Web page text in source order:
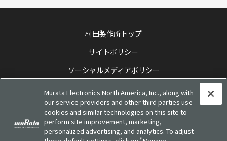
村田製作所トップ
サイトポリシー
ソーシャルメディアポリシー
個人情報保護方針
お客様の個人情報の取り扱いについて
他社所有商標について
Murata Electronics North America, Inc., along with
our service providers and other third parties use
cookies and similar technologies on this site to
perform site improvement, marketing,
personalized advertising, and analytics. To adjust